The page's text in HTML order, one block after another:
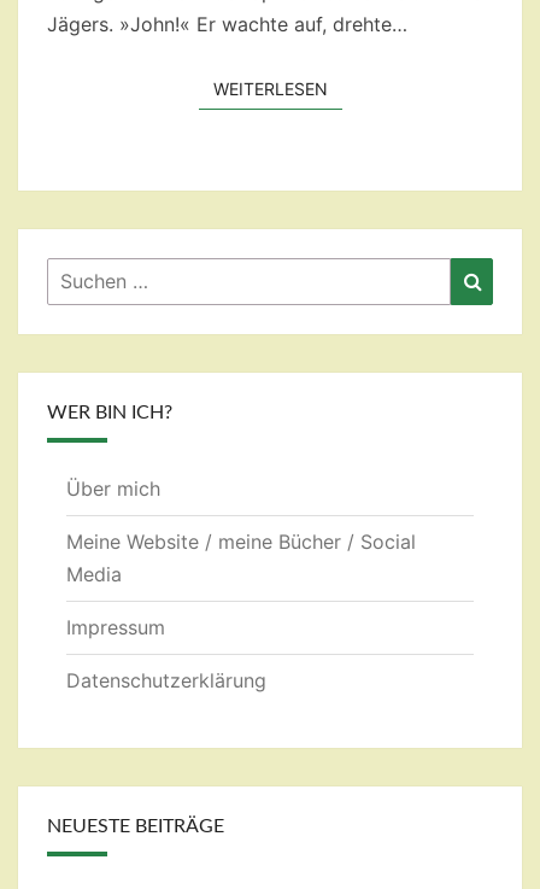
Jägers. »John!« Er wachte auf, drehte…
WEITERLESENWEITERLESEN
Suchen
nach:
WER BIN ICH?
Über mich
Meine Website / meine Bücher / Social
Media
Impressum
Datenschutzerklärung
NEUESTE BEITRÄGE